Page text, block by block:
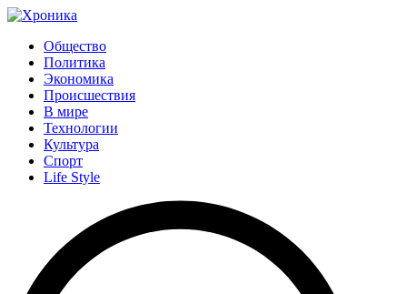
Общество
Политика
Экономика
Происшествия
В мире
Технологии
Культура
Спорт
Life Style